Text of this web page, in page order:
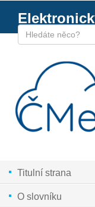
Titulní strana
O slovníku